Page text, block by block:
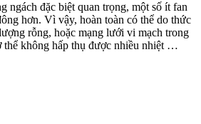
ngách đặc biệt quan trọng, một số ít fan
hơn. Vì vậy, hoàn toàn có thể do thức
rỗng, hoặc mạng lưới vi mạch trong
thể không hấp thụ được nhiều nhiệt …